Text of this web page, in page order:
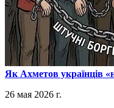
​Як Ахметов українців
26 мая 2026 г.